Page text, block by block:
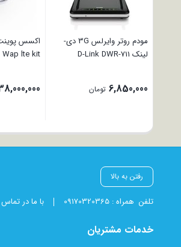
مودم روتر وایرلس 3G دی-
لینک D-Link DWR-711
6,850,000 تومان
اکسس
Wap lte kit
رفتن به بالا
تلفن همراه : 09170320365 با ما در
خدمات مشتریان